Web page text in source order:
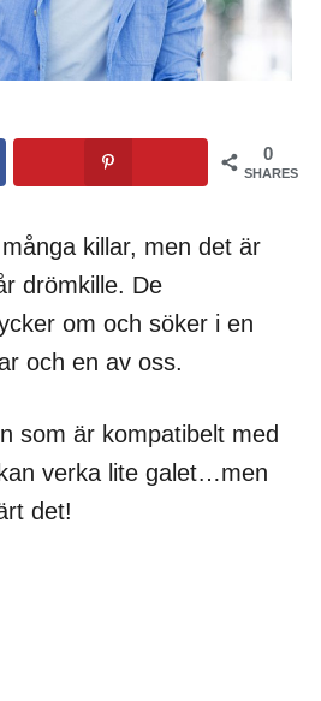
0
SHARES
killar, men det är
drömkille. De
om och söker i en
och en av oss.
som är kompatibelt med
verka lite galet…men
det!